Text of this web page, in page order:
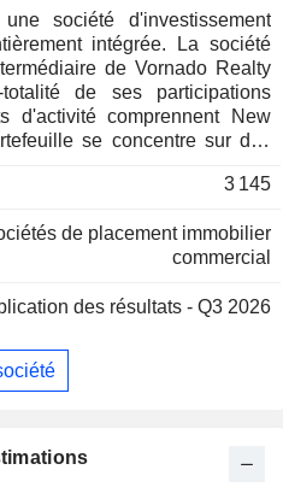
société d'investissement
intégrée. La société
de Vornado Realty
de ses participations
d'activité comprennent New
se concentre sur des
Ses segments d'activité
millions de pieds carrés
Ces 26,2 millions de pieds
dans 29 de ces immeubles,
de ces immeubles, 1 330
immeubles résidentiels, ainsi
totalisant plus de 1,6
3 145
de placement immobilier
commercial
des résultats - Q3 2026